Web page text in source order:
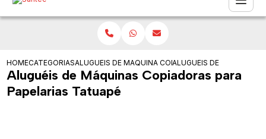
HOMECATEGORIASALUGUEIS DE COPIADORASMAQUINA COPIADORA KYOCERA PARA
ALUGUEIS DE MAQUINAS
Aluguéis de Máquinas Copiadoras para
Papelarias Tatuapé